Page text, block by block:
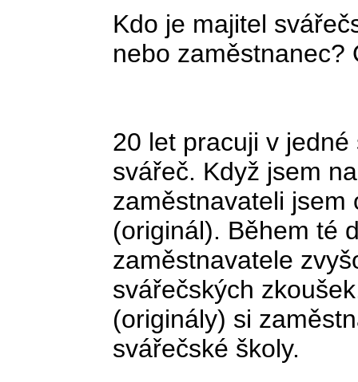
Kdo je majitel
nebo
20 let pracuji v
svářeč. Když jsem
zaměstnavateli jsem
(originál). Během té
zaměstnavatele
svářečských
(originály) si
svářečské školy.